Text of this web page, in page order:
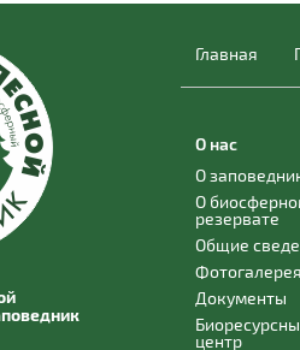
Главная
О нас
О
О
резервате
Общие
Фотогалерея
Документы
центр